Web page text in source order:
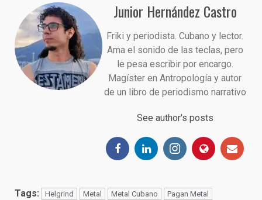
Junior Hernández Castro
Friki y periodista. Cubano y lector.
Ama el sonido de las teclas, pero
le pesa escribir por encargo.
Magíster en Antropología y autor
de un libro de periodismo narrativo
See author's posts
Tags: Helgrind Metal Metal Cubano Pagan Metal